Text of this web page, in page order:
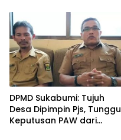
DPMD Sukabumi: Tujuh
Desa Dipimpin Pjs, Tunggu
Keputusan PAW dari